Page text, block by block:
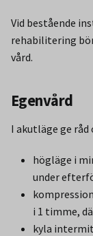
Vid bestående
rehabilitering
vård.
Egenvård
I akutläge ge råd
högläge i
under
i 1 timme,
kyla